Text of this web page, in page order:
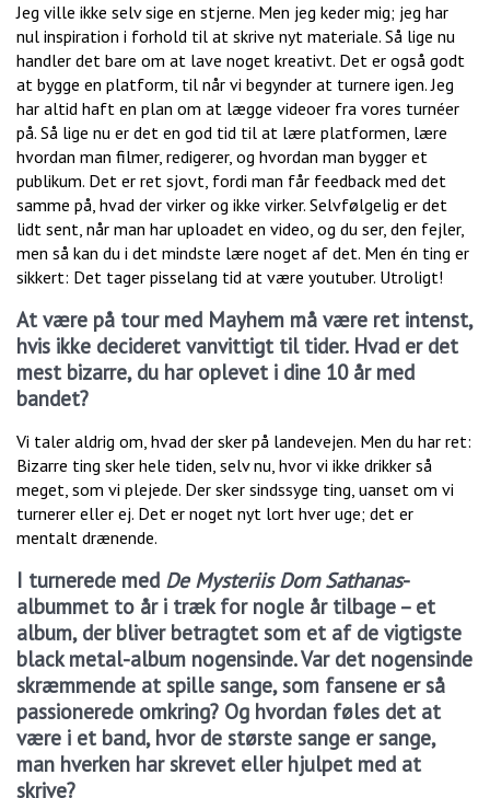
Jeg ville ikke selv sige en stjerne. Men jeg keder mig; jeg har
nul inspiration i forhold til at skrive nyt materiale. Så lige nu
handler det bare om at lave noget kreativt. Det er også godt
at bygge en platform, til når vi begynder at turnere igen. Jeg
har altid haft en plan om at lægge videoer fra vores turnéer
på. Så lige nu er det en god tid til at lære platformen, lære
hvordan man filmer, redigerer, og hvordan man bygger et
publikum. Det er ret sjovt, fordi man får feedback med det
samme på, hvad der virker og ikke virker. Selvfølgelig er det
lidt sent, når man har uploadet en video, og du ser, den fejler,
men så kan du i det mindste lære noget af det. Men én ting er
sikkert: Det tager pisselang tid at være youtuber. Utroligt!
At være på tour med Mayhem må være ret intenst,
hvis ikke decideret vanvittigt til tider. Hvad er det
mest bizarre, du har oplevet i dine 10 år med
bandet?
Vi taler aldrig om, hvad der sker på landevejen. Men du har ret:
Bizarre ting sker hele tiden, selv nu, hvor vi ikke drikker så
meget, som vi plejede. Der sker sindssyge ting, uanset om vi
turnerer eller ej. Det er noget nyt lort hver uge; det er
mentalt drænende.
I turnerede med De Mysteriis Dom Sathanas-
albummet to år i træk for nogle år tilbage – et
album, der bliver betragtet som et af de vigtigste
black metal-album nogensinde. Var det nogensinde
skræmmende at spille sange, som fansene er så
passionerede omkring? Og hvordan føles det at
være i et band, hvor de største sange er sange,
man hverken har skrevet eller hjulpet med at
skrive?